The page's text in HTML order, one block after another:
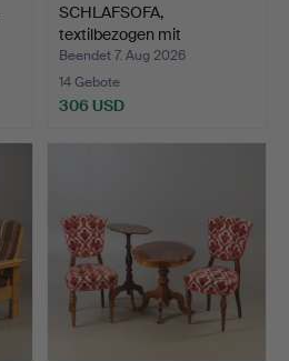
SCHLAFSOFA,
textilbezogen mit
Eichenbeinen…
Beendet 7. Aug 2026
14 Gebote
306 USD